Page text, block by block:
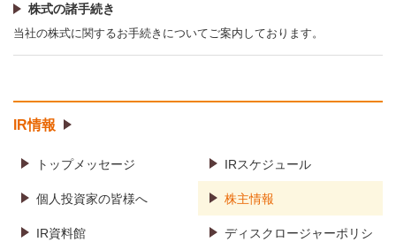
株式の諸手続き
当社の株式に関するお手続きについてご案内しております。
IR情報
トップメッセージ IRスケジュール
個人投資家の皆様へ 株主情報
IR資料館
ディスクロージャーポリシ